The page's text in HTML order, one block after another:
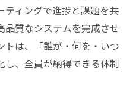
ィングで進捗と課題を共
品質なシステムを完成させ
トは、「誰が・何を・いつ
し、全員が納得できる体制